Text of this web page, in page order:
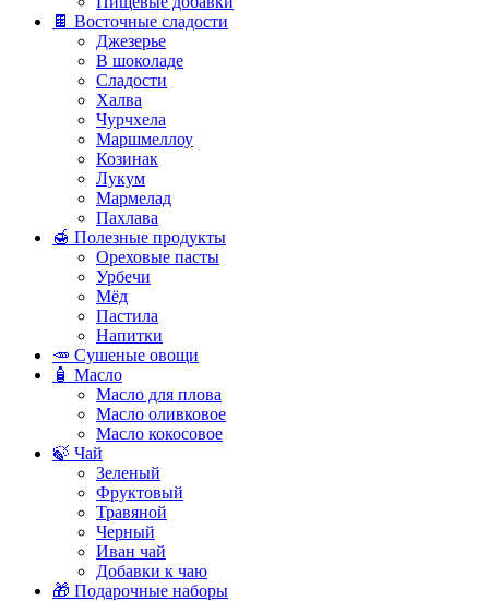
🍫 Восточные сладости
Джезерье
В шоколаде
Сладости
Халва
Чурчхела
Маршмеллоу
Козинак
Лукум
Мармелад
Пахлава
🍯 Полезные продукты
Ореховые пасты
Урбечи
Мёд
Пастила
Напитки
🥕 Сушеные овощи
🧴 Масло
Масло для плова
Масло оливковое
Масло кокосовое
🍃 Чай
Зеленый
Фруктовый
Травяной
Черный
Иван чай
Добавки к чаю
🎁 Подарочные наборы